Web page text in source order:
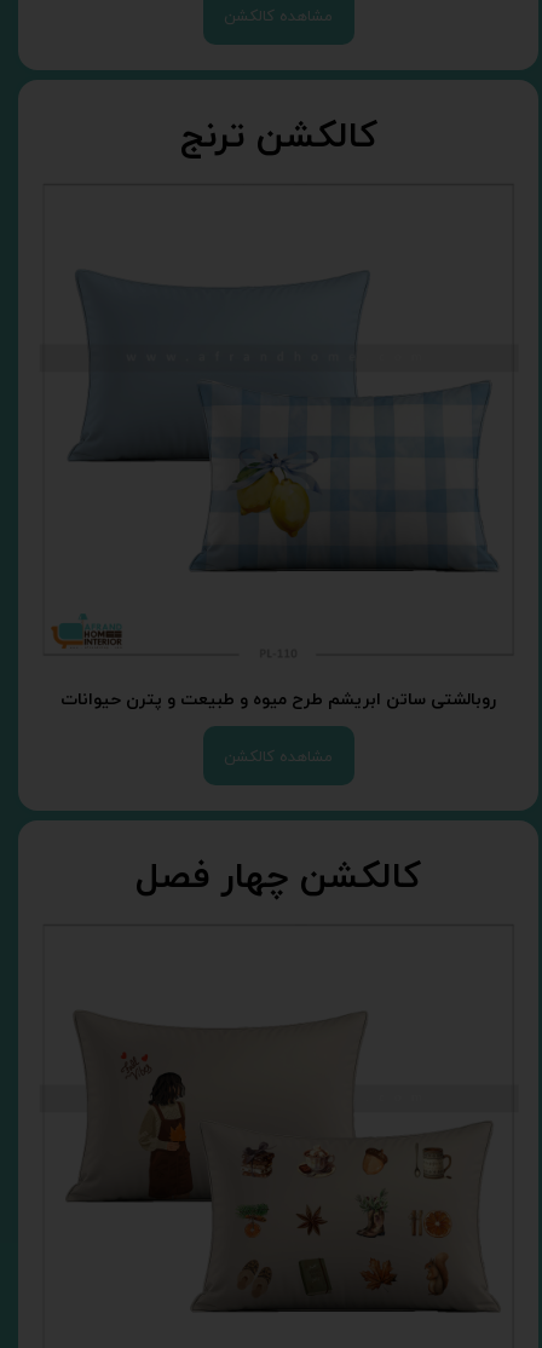
مشاهده کالکشن
کالکشن ترنج
روبالشتی ساتن ابریشم طرح میوه و طبیعت و پترن حیوانات
مشاهده کالکشن
کالکشن چهار فصل